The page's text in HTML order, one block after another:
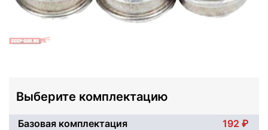
Выберите комплектацию
Базовая комплектация 192